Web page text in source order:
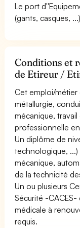
Le port
(gants, casques,
Conditions et
de Etireur /
Cet emploi/métier
métallurgie,
mécanique,
professionnelle
Un diplôme de
technologique, ...)
mécanique,
de la technicité
Un ou plusieurs
Sécurité -
médicale à
requis.